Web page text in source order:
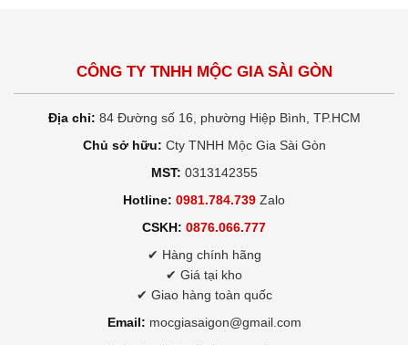
CÔNG TY TNHH MỘC GIA SÀI GÒN
Địa chỉ: 84 Đường số 16, phường Hiệp Bình, TP.HCM
Chủ sở hữu: Cty TNHH Mộc Gia Sài Gòn
MST: 0313142355
Hotline: 0981.784.739 Zalo
CSKH: 0876.066.777
✔ Hàng chính hãng
✔ Giá tại kho
✔ Giao hàng toàn quốc
Email: mocgiasaigon@gmail.com